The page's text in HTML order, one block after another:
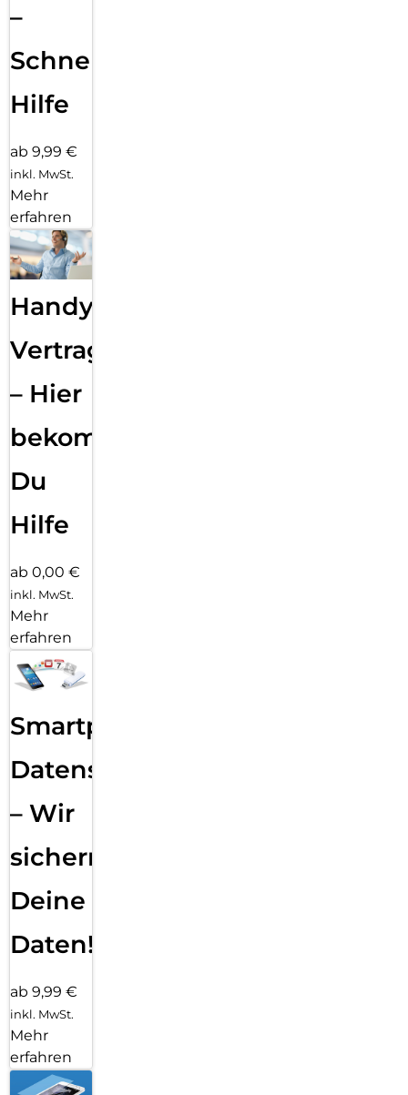
–
Schnelle
Hilfe
ab 9,99 €
inkl. MwSt.
Mehr
erfahren
Handy
Vertragsabwicklung
– Hier
bekommst
Du
Hilfe
ab 0,00 €
inkl. MwSt.
Mehr
erfahren
Smartphone
Datensicherung
– Wir
sichern
Deine
Daten!
ab 9,99 €
inkl. MwSt.
Mehr
erfahren